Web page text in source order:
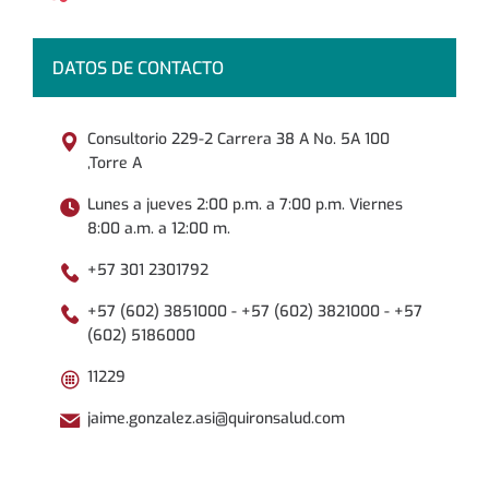
DATOS DE CONTACTO
Consultorio 229-2 Carrera 38 A No. 5A 100
,Torre A
Lunes a jueves 2:00 p.m. a 7:00 p.m. Viernes
8:00 a.m. a 12:00 m.
+57 301 2301792
+57 (602) 3851000 - +57 (602) 3821000 - +57
(602) 5186000
11229
jaime.gonzalez.asi@quironsalud.com